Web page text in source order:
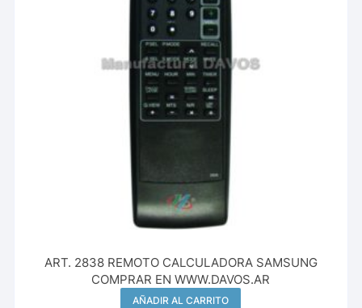
ART. 2838 REMOTO CALCULADORA SAMSUNG
COMPRAR EN WWW.DAVOS.AR
AÑADIR AL CARRITO